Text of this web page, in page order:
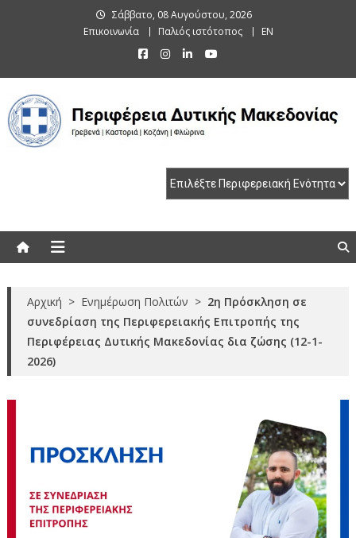
Σάββατο, 08 Αυγούστου, 2026
Επικοινωνία
Παλιός ιστότοπος EN
Αρχική > Ενημέρωση Πολιτών > 2η Πρόσκληση σε
συνεδρίαση της Περιφερειακής Επιτροπής της
Περιφέρειας Δυτικής Μακεδονίας δια ζώσης (12-1-
2026)